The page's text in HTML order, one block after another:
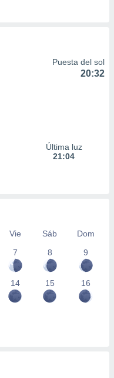
Puesta del sol
20:32
Última luz
21:04
Vie Sáb
Dom
7
8 9
14 15 16